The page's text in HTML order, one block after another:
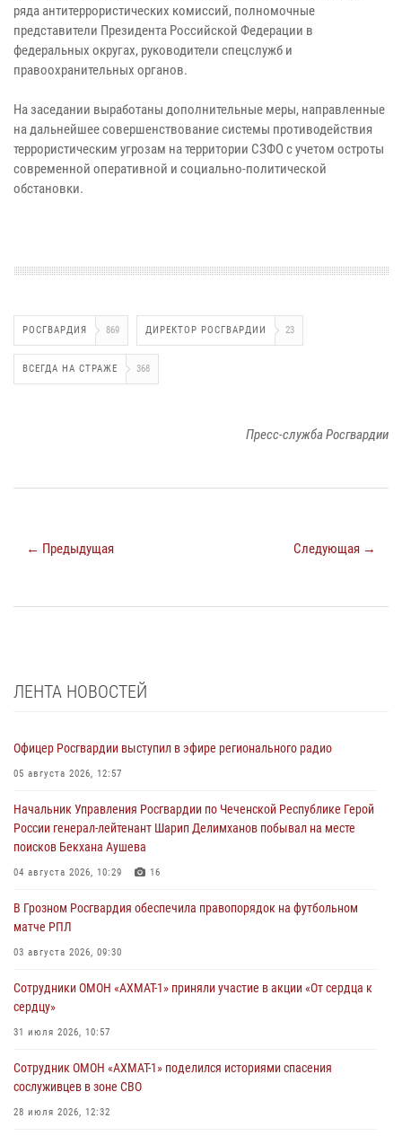
ряда антитеррористических комиссий, полномочные
представители Президента Российской Федерации в
федеральных округах, руководители спецслужб и
правоохранительных органов.
На заседании выработаны дополнительные меры, направленные
на дальнейшее совершенствование системы противодействия
террористическим угрозам на территории СЗФО с учетом остроты
современной оперативной и социально-политической
обстановки.
РОСГВАРДИЯ 869 ДИРЕКТОР РОСГВАРДИИ 23
ВСЕГДА НА СТРАЖЕ 368
Пресс-служба Росгвардии
← Предыдущая Следующая →
ЛЕНТА НОВОСТЕЙ
Офицер Росгвардии выступил в эфире регионального радио
05 августа 2026, 12:57
Начальник Управления Росгвардии по Чеченской Республике Герой
России генерал-лейтенант Шарип Делимханов побывал на месте
поисков Бекхана Аушева
04 августа 2026, 10:29 16
В Грозном Росгвардия обеспечила правопорядок на футбольном
матче РПЛ
03 августа 2026, 09:30
Сотрудники ОМОН «АХМАТ-1» приняли участие в акции «От сердца к
сердцу»
31 июля 2026, 10:57
Сотрудник ОМОН «АХМАТ-1» поделился историями спасения
сослуживцев в зоне СВО
28 июля 2026, 12:32